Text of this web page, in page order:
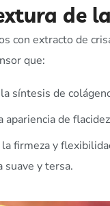
de
con extracto de
que:
síntesis de
apariencia de
firmeza y
suave y tersa.